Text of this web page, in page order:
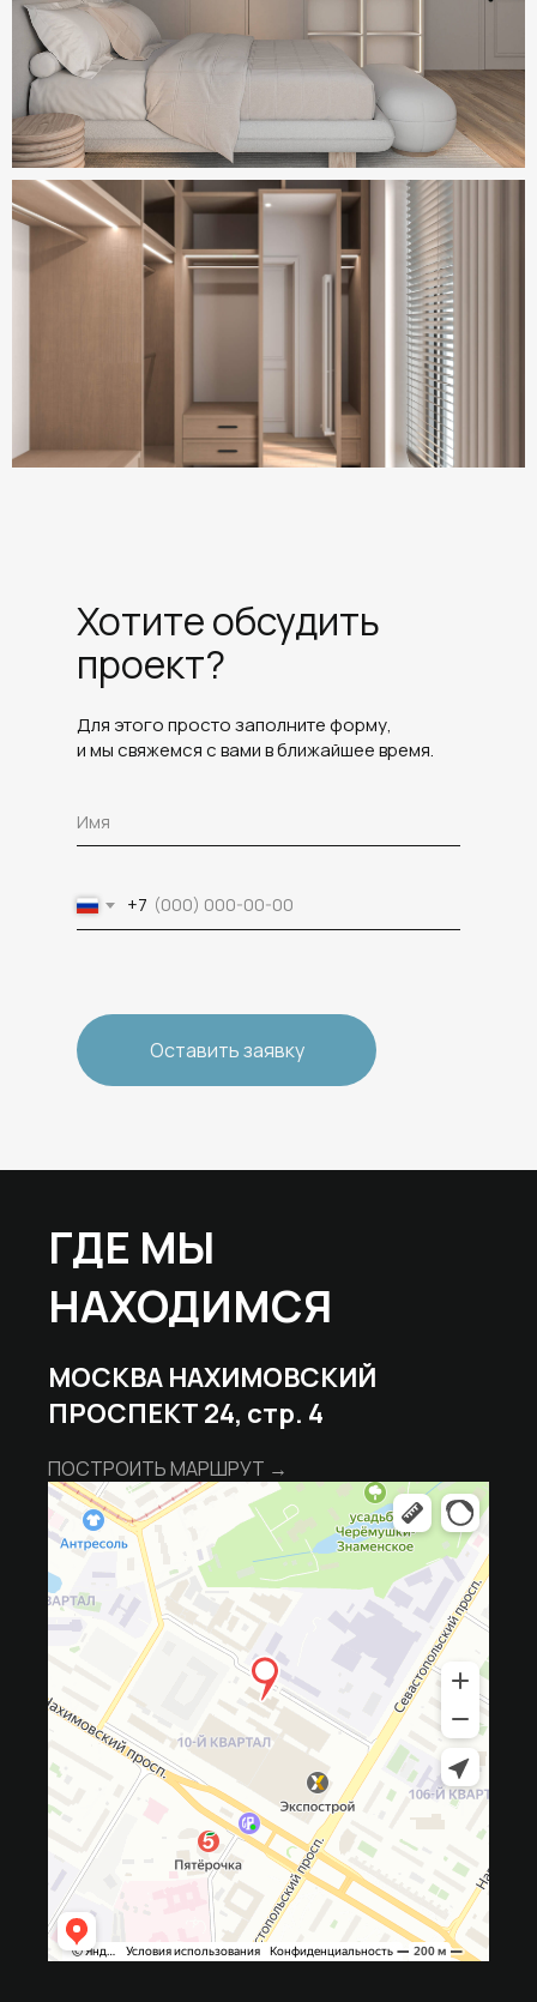
Хотите обсудить
проект?
Для этого просто заполните форму,
и мы свяжемся с вами в ближайшее время.
+7
Оставить заявку
ГДЕ МЫ
НАХОДИМСЯ
МОСКВА НАХИМОВСКИЙ
ПРОСПЕКТ 24, стр. 4
ПОСТРОИТЬ МАРШРУТ →